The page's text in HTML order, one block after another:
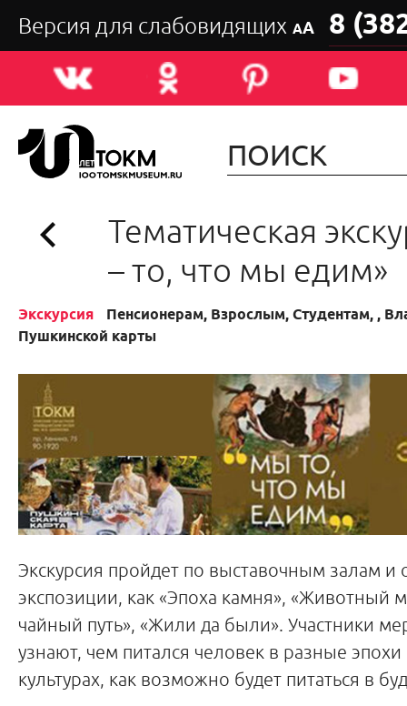
Версия для слабовидящих АА 8
Тематическая
– то, что мы едим»
Экскурсия
Пенсионерам, Взрослым, Студентам, ,
Пушкинской карты
Экскурсия пройдет по выставочным залам и
экспозиции, как «Эпоха камня», «Животный
чайный путь», «Жили да были». Участники
узнают, чем питался человек в разные
культурах, как возможно будет питаться в